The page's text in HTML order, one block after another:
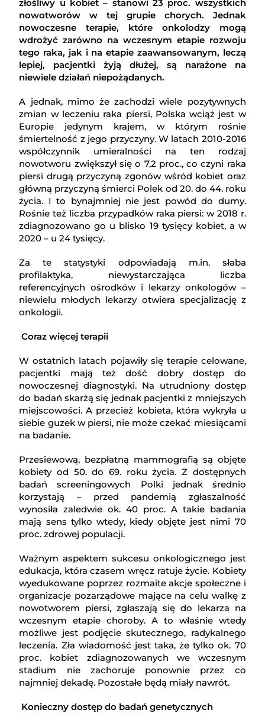
złośliwy u kobiet – stanowi 23 proc. wszystkich
nowotworów w tej grupie chorych. Jednak
nowoczesne terapie, które onkolodzy mogą
wdrożyć zarówno na wczesnym etapie rozwoju
tego raka, jak i na etapie zaawansowanym, leczą
lepiej, pacjentki żyją dłużej, są narażone na
niewiele działań niepożądanych.
A jednak, mimo że zachodzi wiele pozytywnych
zmian w leczeniu raka piersi, Polska wciąż jest w
Europie jedynym krajem, w którym rośnie
śmiertelność z jego przyczyny. W latach 2010-2016
współczynnik umieralności na ten rodzaj
nowotworu zwiększył się o 7,2 proc., co czyni raka
piersi drugą przyczyną zgonów wśród kobiet oraz
główną przyczyną śmierci Polek od 20. do 44. roku
życia. I to bynajmniej nie jest powód do dumy.
Rośnie też liczba przypadków raka piersi: w 2018 r.
zdiagnozowano go u blisko 19 tysięcy kobiet, a w
2020 – u 24 tysięcy.
Za te statystyki odpowiadają m.in. słaba
profilaktyka, niewystarczająca liczba
referencyjnych ośrodków i lekarzy onkologów –
niewielu młodych lekarzy otwiera specjalizację z
onkologii.
Coraz więcej terapii
W ostatnich latach pojawiły się terapie celowane,
pacjentki mają też dość dobry dostęp do
nowoczesnej diagnostyki. Na utrudniony dostęp
do badań skarżą się jednak pacjentki z mniejszych
miejscowości. A przecież kobieta, która wykryła u
siebie guzek w piersi, nie może czekać miesiącami
na badanie.
Przesiewową, bezpłatną mammografią są objęte
kobiety od 50. do 69. roku życia. Z dostępnych
badań screeningowych Polki jednak średnio
korzystają – przed pandemią zgłaszalność
wynosiła zaledwie ok. 40 proc. A takie badania
mają sens tylko wtedy, kiedy objęte jest nimi 70
proc. zdrowej populacji.
Ważnym aspektem sukcesu onkologicznego jest
edukacja, która czasem wręcz ratuje życie. Kobiety
wyedukowane poprzez rozmaite akcje społeczne i
organizacje pozarządowe mające na celu walkę z
nowotworem piersi, zgłaszają się do lekarza na
wczesnym etapie choroby. A to właśnie wtedy
możliwe jest podjęcie skutecznego, radykalnego
leczenia. Zła wiadomość jest taka, że tylko ok. 70
proc. kobiet zdiagnozowanych we wczesnym
stadium nie zachoruje ponownie przez co
najmniej dekadę. Pozostałe będą miały nawrót.
Konieczny dostęp do badań genetycznych